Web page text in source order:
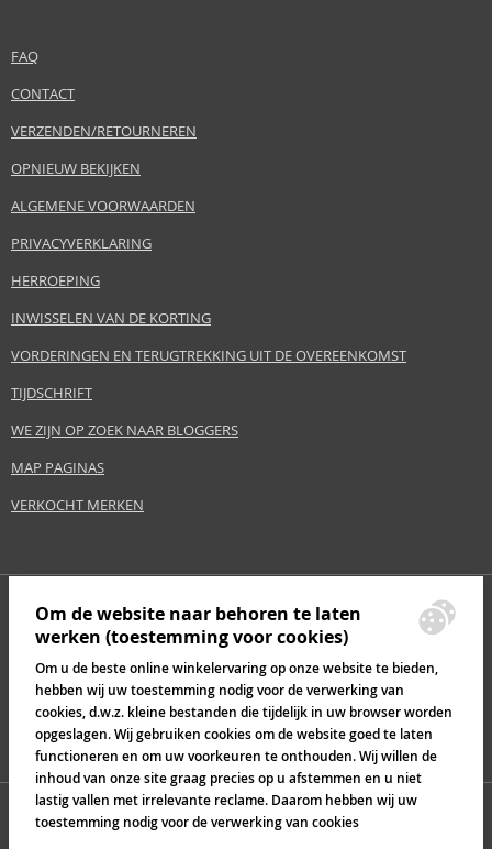
FAQ
CONTACT
VERZENDEN/RETOURNEREN
OPNIEUW BEKIJKEN
ALGEMENE VOORWAARDEN
PRIVACYVERKLARING
HERROEPING
INWISSELEN VAN DE KORTING
VORDERINGEN EN TERUGTREKKING UIT DE OVEREENKOMST
TIJDSCHRIFT
WE ZIJN OP ZOEK NAAR BLOGGERS
MAP PAGINAS
VERKOCHT MERKEN
Om de website naar behoren te laten
werken (toestemming voor cookies)
Om u de beste online winkelervaring op onze website te bieden,
hebben wij uw toestemming nodig voor de verwerking van
cookies, d.w.z. kleine bestanden die tijdelijk in uw browser worden
opgeslagen. Wij gebruiken cookies om de website goed te laten
functioneren en om uw voorkeuren te onthouden. Wij willen de
inhoud van onze site graag precies op u afstemmen en u niet
lastig vallen met irrelevante reclame. Daarom hebben wij uw
toestemming nodig voor de verwerking van cookies